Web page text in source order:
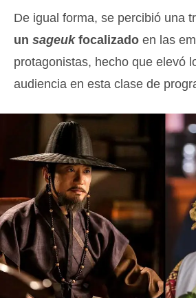
De igual forma, se percibió una
un sageukfocalizado en las
protagonistas, hecho que elevó
audiencia en esta clase de